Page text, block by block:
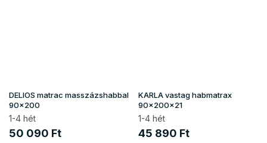
DELIOS matrac masszázshabbal
90x200
1-4 hét
50 090 Ft
KARLA vastag habmatrax
90x200x21
1-4 hét
45 890 Ft